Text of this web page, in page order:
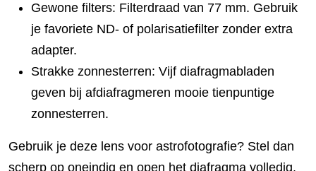
Gewone filters: Filterdraad van 77 mm. Gebruik
je favoriete ND- of polarisatiefilter zonder extra
adapter.
Strakke zonnesterren: Vijf diafragmabladen
geven bij afdiafragmeren mooie tienpuntige
zonnesterren.
Gebruik je deze lens voor astrofotografie? Stel dan
scherp op oneindig en open het diafragma volledig.